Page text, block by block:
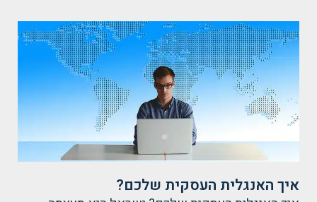
איך האנגלית העסקית שלכם?